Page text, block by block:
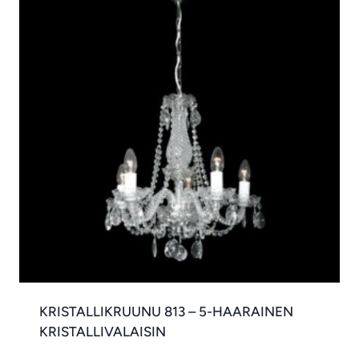
KRISTALLIKRUUNU 813 – 5-HAARAINEN
KRISTALLIVALAISIN